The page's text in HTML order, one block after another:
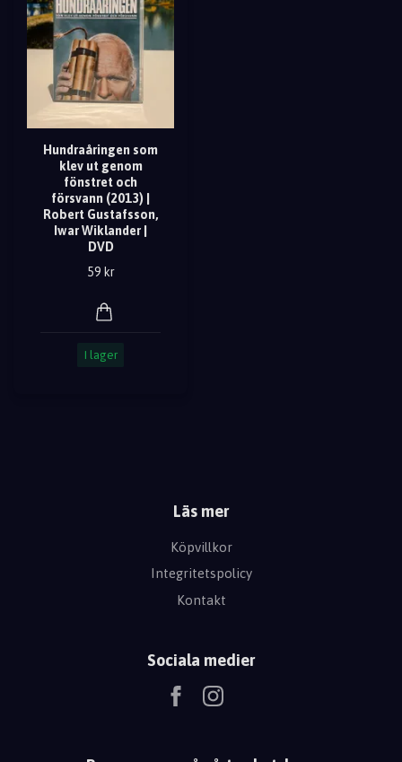
Hundraåringen som
klev ut genom
fönstret och
försvann (2013) |
Robert Gustafsson,
Iwar Wiklander |
DVD
59 kr
I lager
Läs mer
Köpvillkor
Integritetspolicy
Kontakt
Sociala medier